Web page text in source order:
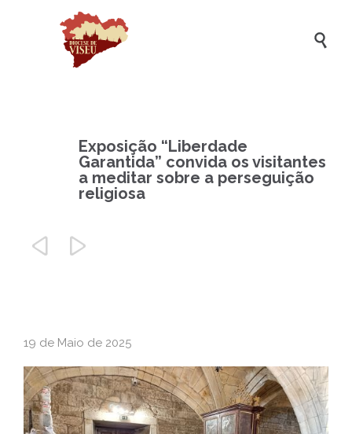

Exposição “Liberdade
Garantida” convida os visitantes
a meditar sobre a perseguição
religiosa
 
19 de Maio de 2025